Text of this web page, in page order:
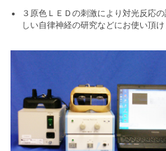
３原色ＬＥＤの刺激により対光反応
しい自律神経の研究などにお使い頂け